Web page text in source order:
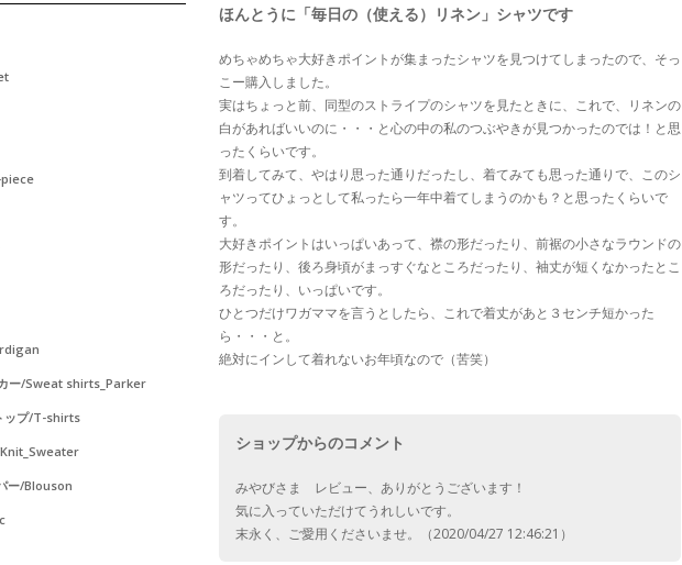
ー/Sweat shirts_Parker
ップ/T-shirts
ー/Blouson
ほんとうに「毎日の（使える）リネン」シャツです
めちゃめちゃ大好きポイントが集まったシャツを見つけてしまったので、そっ
こー購入しました。
実はちょっと前、同型のストライプのシャツを見たときに、これで、リネンの
白があればいいのに・・・と心の中の私のつぶやきが見つかったのでは！と思
ったくらいです。
到着してみて、やはり思った通りだったし、着てみても思った通りで、このシ
ャツってひょっとして私ったら一年中着てしまうのかも？と思ったくらいで
す。
大好きポイントはいっぱいあって、襟の形だったり、前裾の小さなラウンドの
形だったり、後ろ身頃がまっすぐなところだったり、袖丈が短くなかったとこ
ろだったり、いっぱいです。
ひとつだけワガママを言うとしたら、これで着丈があと３センチ短かった
ら・・・と。
絶対にインして着れないお年頃なので（苦笑）
ショップからのコメント
みやびさま レビュー、ありがとうございます！
気に入っていただけてうれしいです。
末永く、ご愛用くださいませ。（2020/04/27 12:46:21）